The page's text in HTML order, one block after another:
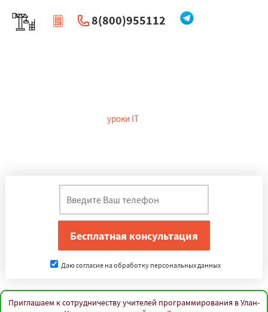
8(800)955112
уроки ITв Улан-Удэ – одно из самых
Даю согласие на обработку персональных данных
Приглашаем к сотрудничеству учителей программирования в Улан-